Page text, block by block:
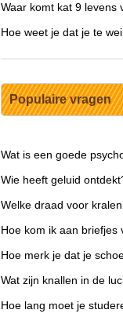
Waar komt kat 9 levens
Hoe weet je dat je te
Populaire vragen
Wat is een goede
Wie heeft geluid
Welke draad voor
Hoe kom ik aan briefjes
Hoe merk je dat je
Wat zijn knallen in de
Hoe lang moet je